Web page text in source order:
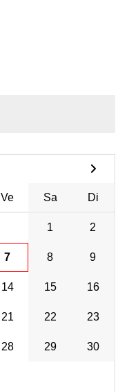
Ve Sa Di
1 2
7 8 9
14 15 16
21 22 23
28 29 30